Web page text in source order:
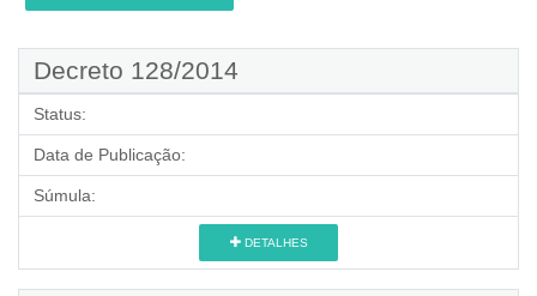
Decreto 128/2014
Status:
Data de Publicação:
Súmula:
DETALHES